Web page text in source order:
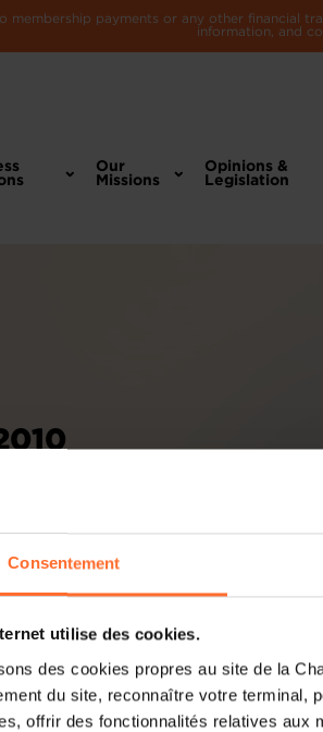
Consentement
utilise des cookies.
des cookies propres au site de la
du site, reconnaître votre terminal,
offrir des fonctionnalités relatives
membership payments or any other financial
information, and
Our
Missions
Opinions &
Legislation